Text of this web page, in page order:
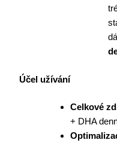
Účel užívání
Celkové
+ DHA